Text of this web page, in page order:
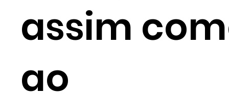
assim
ao